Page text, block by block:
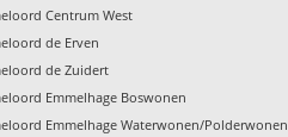
Centrum West
de Erven
de Zuidert
Emmelhage Boswonen
Emmelhage Waterwonen/Polderwonen